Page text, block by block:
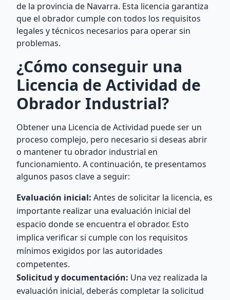
de la provincia de Navarra. Esta licencia garantiza
que el obrador cumple con todos los requisitos
legales y técnicos necesarios para operar sin
problemas.
¿Cómo conseguir una
Licencia de Actividad de
Obrador Industrial?
Obtener una Licencia de Actividad puede ser un
proceso complejo, pero necesario si deseas abrir
o mantener tu obrador industrial en
funcionamiento. A continuación, te presentamos
algunos pasos clave a seguir:
Evaluación inicial: Antes de solicitar la licencia, es
importante realizar una evaluación inicial del
espacio donde se encuentra el obrador. Esto
implica verificar si cumple con los requisitos
mínimos exigidos por las autoridades
competentes.
Solicitud y documentación: Una vez realizada la
evaluación inicial, deberás completar la solicitud